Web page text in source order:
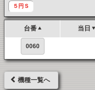
５円Ｓ
台番 当日
0060
機種一覧へ